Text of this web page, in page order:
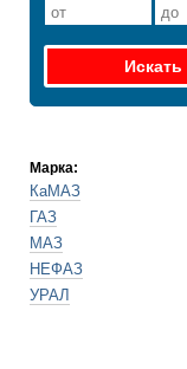
Марка:
КаМАЗ
ГАЗ
МАЗ
НЕФАЗ
УРАЛ